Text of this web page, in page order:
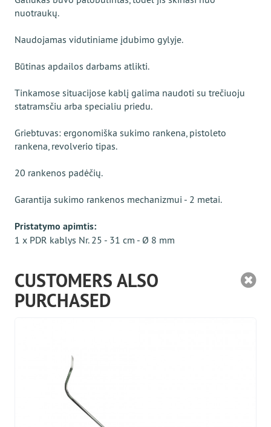
nuotraukų.
Naudojamas vidutiniame įdubimo gylyje.
Būtinas apdailos darbams atlikti.
Tinkamose situacijose kablį galima naudoti su trečiuoju
statramsčiu arba specialiu priedu.
Griebtuvas: ergonomiška sukimo rankena, pistoleto
rankena, revolverio tipas.
20 rankenos padėčių.
Garantija sukimo rankenos mechanizmui - 2 metai.
Pristatymo apimtis:
1 x PDR kablys Nr. 25 - 31 cm - Ø 8 mm
CUSTOMERS ALSO
PURCHASED